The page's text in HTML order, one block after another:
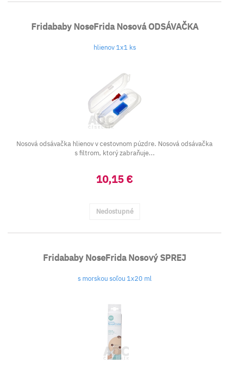
Fridababy NoseFrida Nosová ODSÁVAČKA
hlienov 1x1 ks
Nosová odsávačka hlienov v cestovnom púzdre. Nosová odsávačka
s filtrom, ktorý zabraňuje...
10,15 €
Nedostupné
Fridababy NoseFrida Nosový SPREJ
s morskou soľou 1x20 ml